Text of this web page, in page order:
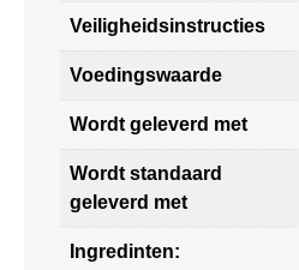
Veiligheidsinstructies
Voedingswaarde
Wordt geleverd met
Wordt standaard
geleverd met
Ingredinten: